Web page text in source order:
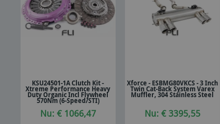
In winkelwagen
KSU24501-1A Clutch Kit -
Xtreme Performance Heavy
Duty Organic Incl Flywheel
570Nm (6-Speed/STI)
Nu: € 1066,47
In winkelwagen
Xforce - ESBMG80VKCS - 3 Inch
Twin Cat-Back System Varex
Muffler, 304 Stainless Steel
Nu: € 3395,55